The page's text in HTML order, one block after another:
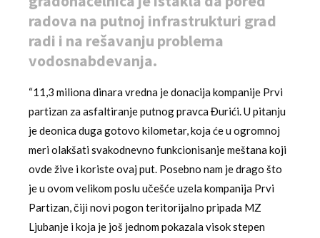
radova na putnoj infrastrukturi grad
radi i na rešavanju problema
vodosnabdevanja.
“11,3 miliona dinara vredna je donacija kompanije Prvi
partizan za asfaltiranje putnog pravca Đurići. U pitanju
je deonica duga gotovo kilometar, koja će u ogromnoj
meri olakšati svakodnevno funkcionisanje meštana koji
ovde žive i koriste ovaj put. Posebno nam je drago što
je u ovom velikom poslu učešće uzela kompanija Prvi
Partizan, čiji novi pogon teritorijalno pripada MZ
Ljubanje i koja je još jednom pokazala visok stepen